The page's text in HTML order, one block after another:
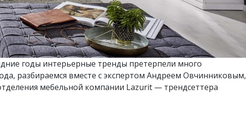
годы интерьерные тренды претерпели много
разбираемся вместе с экспертом Андреем Овчинниковым,
мебельной компании Lazurit — трендсеттера